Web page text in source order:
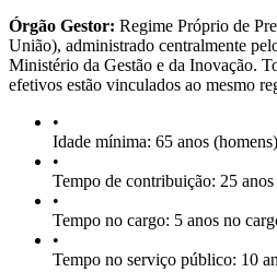
Órgão Gestor: Regime Próprio de
União), administrado centralmente
Ministério da Gestão e da Inovação.
efetivos estão vinculados ao mesmo
•
Idade mínima: 65 anos
•
Tempo de contribuição: 25
•
Tempo no cargo: 5 anos no
•
Tempo no serviço público: 10